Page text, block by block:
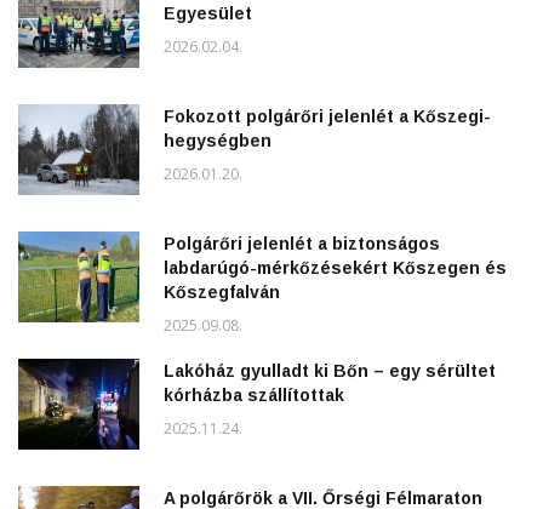
Egyesület
2026.02.04.
Fokozott polgárőri jelenlét a Kőszegi-
hegységben
2026.01.20.
Polgárőri jelenlét a biztonságos
labdarúgó-mérkőzésekért Kőszegen és
Kőszegfalván
2025.09.08.
Lakóház gyulladt ki Bőn – egy sérültet
kórházba szállítottak
2025.11.24.
A polgárőrök a VII. Őrségi Félmaraton